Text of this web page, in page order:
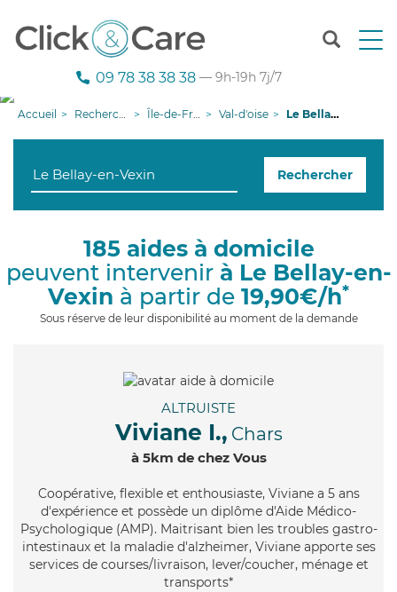
T
n
g
i
09 78 38 38 38 — 9h-19h 7j/7
Accueil Recherche aide à domicile Île-de-France Val-d'oise Le Bellay-en-Vexin
Rechercher
185 aides à domicile
peuvent intervenir à Le Bellay-en-
Vexin à partir de 19,90€/h*
Sous réserve de leur disponibilité au moment de la demande
ALTRUISTE
Viviane I., Chars
à 5km de chez Vous
Coopérative, flexible et enthousiaste, Viviane a 5 ans
d'expérience et possède un diplôme d'Aide Médico-
Psychologique (AMP). Maitrisant bien les troubles gastro-
intestinaux et la maladie d'alzheimer, Viviane apporte ses
services de courses/livraison, lever/coucher, ménage et
transports*